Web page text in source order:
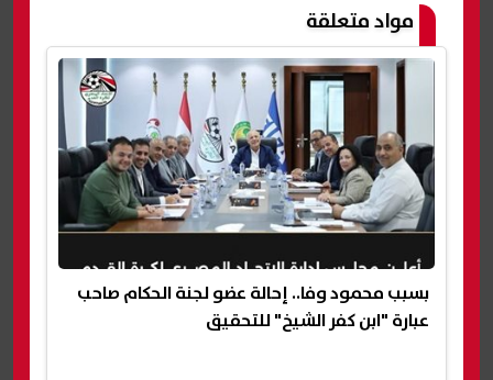
مواد متعلقة
بسبب محمود وفا.. إحالة عضو لجنة الحكام صاحب
عبارة "ابن كفر الشيخ" للتحقيق